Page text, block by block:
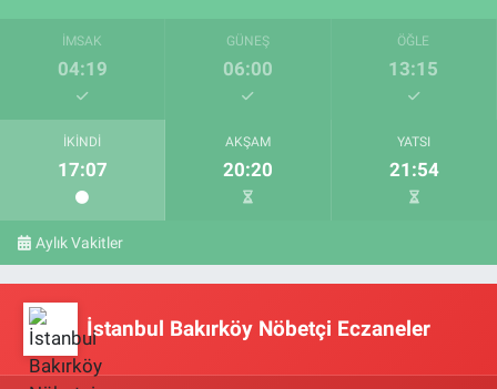
İMSAK
04:19
GÜNEŞ
06:00
ÖĞLE
13:15
İKINDI
17:07
AKŞAM
20:20
YATSI
21:54
Aylık Vakitler
İstanbul Bakırköy Nöbetçi Eczaneler